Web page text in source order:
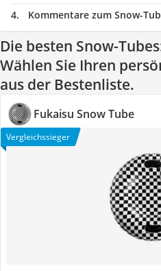
Kommentare zum Snow-
Die besten Snow-
Wählen Sie Ihren
aus der Bestenliste.
Fukaisu Snow Tube
Vergleichssieger